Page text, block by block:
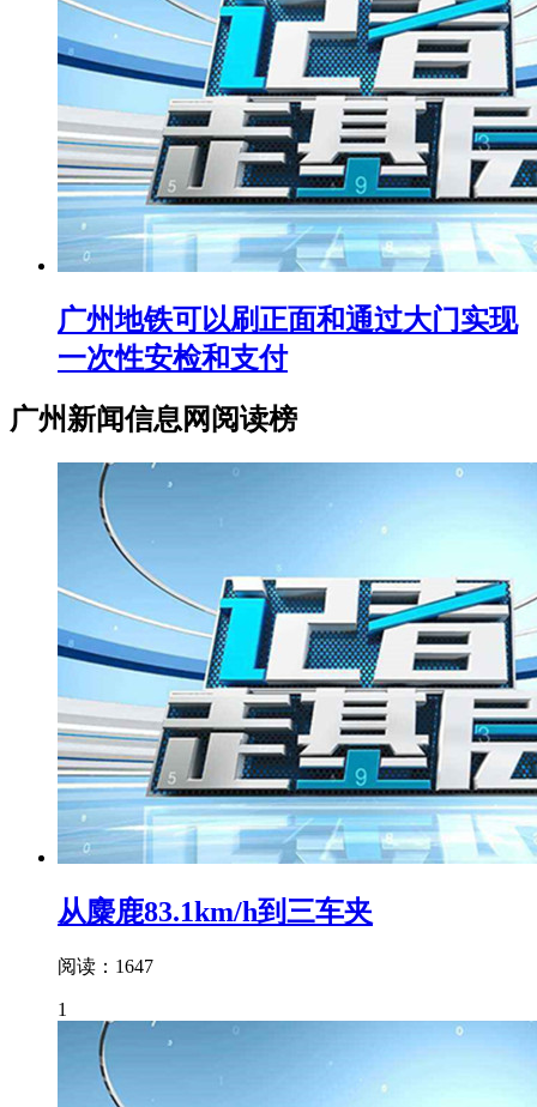
广州地铁可以刷正面和通过大门实现
一次性安检和支付
广州新闻信息网阅读榜
从麋鹿83.1km/h到三车夹
阅读：1647
1